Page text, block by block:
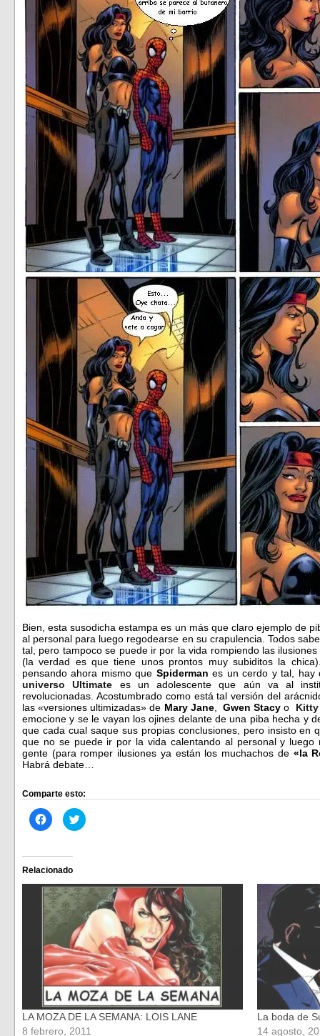
Bien, esta susodicha estampa es un más que claro ejemplo de
al personal para luego regodearse en su crapulencia. Todos
tal, pero tampoco se puede ir por la vida rompiendo las
(la verdad es que tiene unos prontos muy subiditos la
pensando ahora mismo que Spidermanes un cerdo y tal,
universo Ultimate es un adolescente que aún va al
revolucionadas. Acostumbrado como está tal versión del
las «versiones ultimizadas» de Mary Jane,Gwen Stacy o Kitty
emocione y se le vayan los ojines delante de una piba hecha y
que cada cual saque sus propias conclusiones, pero insisto en
que no se puede ir por la vida calentando al personal y
gente (para romper ilusiones ya están los muchachos de«la
Habrá debate…
Comparte esto:
Haz
clic
Facebook
(Se
abre
en
una
ventana
nueva)
Haz
clic
en
una
ventana
nueva)
Relacionado
LA MOZA DE LA SEMANA: LOIS LANE
8 febrero, 2011
La boda de
14 agosto,